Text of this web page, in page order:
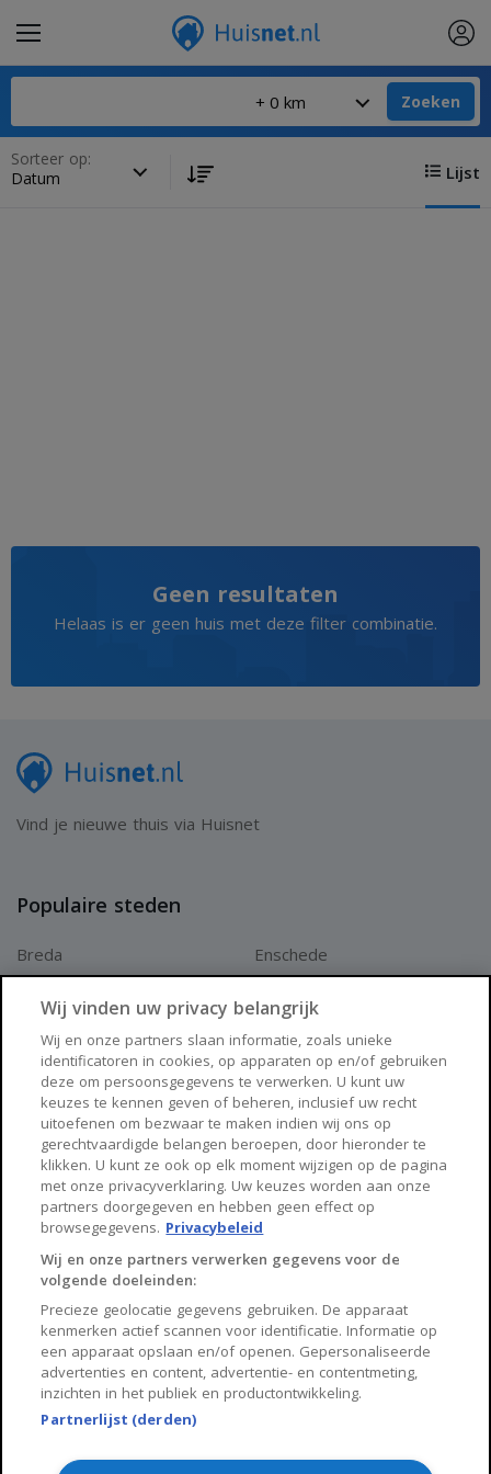
Zoeken
Sorteer op:
Lijst
Geen resultaten
Helaas is er geen huis met deze filter combinatie.
Vind je nieuwe thuis via Huisnet
Populaire steden
Breda
Arnhem
Enschede
Zwolle
Huisnet
Over Huisnet
Algemene voorwaarden
Privacybeleid
Contact
Sitemap
Copyright 2026, Huisnet is onderdeel van Property Portals
Wij vinden uw privacy belangrijk
Wij en onze partners slaan informatie, zoals unieke
identificatoren in cookies, op apparaten op en/of gebruiken
deze om persoonsgegevens te verwerken. U kunt uw
keuzes te kennen geven of beheren, inclusief uw recht
uitoefenen om bezwaar te maken indien wij ons op
gerechtvaardigde belangen beroepen, door hieronder te
klikken. U kunt ze ook op elk moment wijzigen op de pagina
met onze privacyverklaring. Uw keuzes worden aan onze
partners doorgegeven en hebben geen effect op
browsegegevens. Privacybeleid
Wij en onze partners verwerken gegevens voor de
volgende doeleinden:
Precieze geolocatie gegevens gebruiken. De apparaat
kenmerken actief scannen voor identificatie. Informatie op
een apparaat opslaan en/of openen. Gepersonaliseerde
advertenties en content, advertentie- en contentmeting,
inzichten in het publiek en productontwikkeling.
Partnerlijst (derden)